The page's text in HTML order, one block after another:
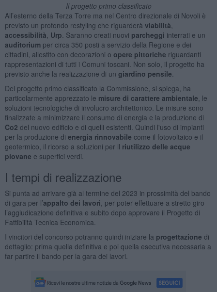
Il progetto primo classificato
All’esterno della Terza Torre ma nel Centro direzionale di Novoli è
previsto un profondo restyling che riguarderà viabilità
accessibilità Urp . Saranno creati nuovi parcheggi interrati e un
auditorium per circa 350 posti a servizio della Regione e dei
cittadini, allestito con decorazioni o opere pittoriche riguardanti
rappresentazioni di tutti i Comuni toscani. Non solo, il progetto ha
previsto anche la realizzazione di un giardino pensile
Del progetto primo classificato la Commissione, si spiega, ha
particolarmente apprezzato le misure di carattere ambientale , le
soluzioni tecnologiche di involucro architettonico. Le misure sono
finalizzate a minimizzare il consumo di energia e la produzione di
Co2 del nuovo edificio e di quelli esistenti. Quindi l'uso di impianti
per la produzione di energia rinnovabile come il fotovoltaico e il
geotermico, il ricorso a soluzioni per il riutilizzo delle acque
piovane e superfici verdi.
I tempi di realizzazione
Si punta ad arrivare già al termine del 2023 in prossimità del bando
di gara per l’appalto dei lavori , per poter effettuare a stretto giro
l’aggiudicazione definitiva e subito dopo approvare il Progetto di
Fattibilità Tecnica Economica.
I vincitori del concorso potranno quindi iniziare la progettazione di
dettaglio: prima quella definitiva e poi quella esecutiva necessaria a
far partire il bando per la gara dei lavori.